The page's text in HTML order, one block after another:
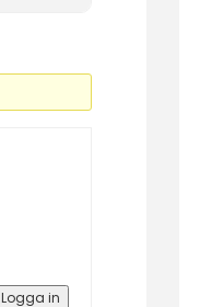
Logga in